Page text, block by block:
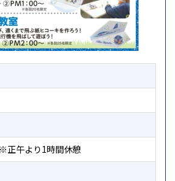
正午より1時間休憩